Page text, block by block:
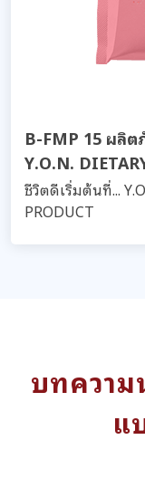
B-FMP 15 ผลิต
Y.O.N.
ชีวิตดีเริ่มต้นที่...
PRODUCT
บทความ
แ